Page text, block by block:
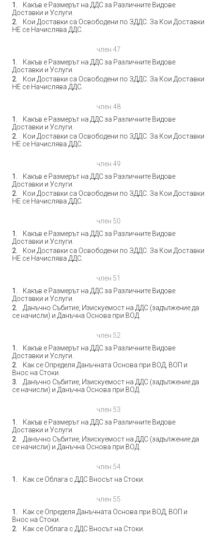
Какъв е Размерът на ДДС за Различните Видове
Доставки и Услуги.
Кои Доставки са Освободени по ЗДДС. За Кои Доставки
НЕ се Начислява ДДС.
член 47
Какъв е Размерът на ДДС за Различните Видове
Доставки и Услуги.
Кои Доставки са Освободени по ЗДДС. За Кои Доставки
НЕ се Начислява ДДС.
член 48
Какъв е Размерът на ДДС за Различните Видове
Доставки и Услуги.
Кои Доставки са Освободени по ЗДДС. За Кои Доставки
НЕ се Начислява ДДС.
член 49
Какъв е Размерът на ДДС за Различните Видове
Доставки и Услуги.
Кои Доставки са Освободени по ЗДДС. За Кои Доставки
НЕ се Начислява ДДС.
член 50
Какъв е Размерът на ДДС за Различните Видове
Доставки и Услуги.
Кои Доставки са Освободени по ЗДДС. За Кои Доставки
НЕ се Начислява ДДС.
член 51
Какъв е Размерът на ДДС за Различните Видове
Доставки и Услуги.
Данъчно Събитие, Изискуемост на ДДС (задължение да
се начисли) и Данъчна Основа при ВОД.
член 52
Какъв е Размерът на ДДС за Различните Видове
Доставки и Услуги.
Как се Определя Данъчната Основа при ВОД, ВОП и
Внос на Стоки.
Данъчно Събитие, Изискуемост на ДДС (задължение да
се начисли) и Данъчна Основа при ВОД.
член 53
Какъв е Размерът на ДДС за Различните Видове
Доставки и Услуги.
Данъчно Събитие, Изискуемост на ДДС (задължение да
се начисли) и Данъчна Основа при ВОД.
член 54
Как се Облага с ДДС Вносът на Стоки.
член 55
Как се Определя Данъчната Основа при ВОД, ВОП и
Внос на Стоки.
Как се Облага с ДДС Вносът на Стоки.